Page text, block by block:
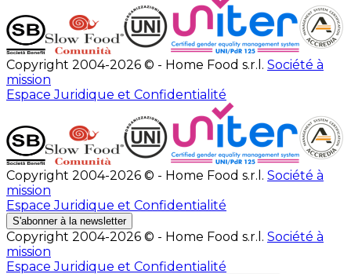
Copyright 2004-2026 © - Home Food s.r.l. Société à
mission
Espace Juridique et Confidentialité
Copyright 2004-2026 © - Home Food s.r.l. Société à
mission
Espace Juridique et Confidentialité
S'abonner à la newsletter
Copyright 2004-2026 © - Home Food s.r.l. Société à
mission
Espace Juridique et Confidentialité